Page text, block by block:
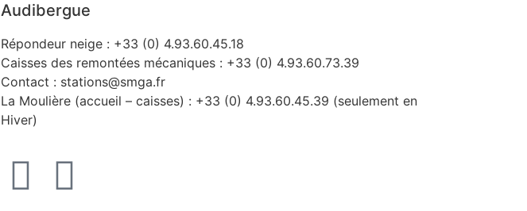
Audibergue
Répondeur neige : +33 (0) 4.93.60.45.18
Caisses des remontées mécaniques : +33 (0) 4.93.60.73.39
Contact : stations@smga.fr
La Moulière (accueil – caisses) : +33 (0) 4.93.60.45.39 (seulement en
Hiver)